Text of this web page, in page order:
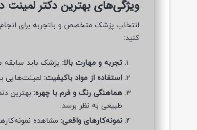
ویژگی‌های بهترین دکتر لمینت
انتخاب پزشک متخصص و باتجربه برای
کنید:
تجربه و مهارت بالا: پزشک باید سابقه
استفاده از مواد باکیفیت: لمینت‌هایی
هماهنگی رنگ و فرم با چهره: بهترین
طبیعی به نظر برسد.
نمونه‌کارهای واقعی: مشاهده